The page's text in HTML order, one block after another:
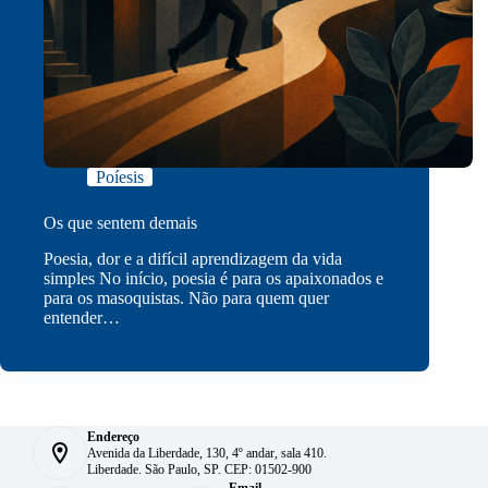
Poíesis
Os que sentem demais
Poesia, dor e a difícil aprendizagem da vida
simples No início, poesia é para os apaixonados e
para os masoquistas. Não para quem quer
entender…
Endereço
Avenida da Liberdade, 130, 4º andar, sala 410.
Liberdade. São Paulo, SP. CEP: 01502-900